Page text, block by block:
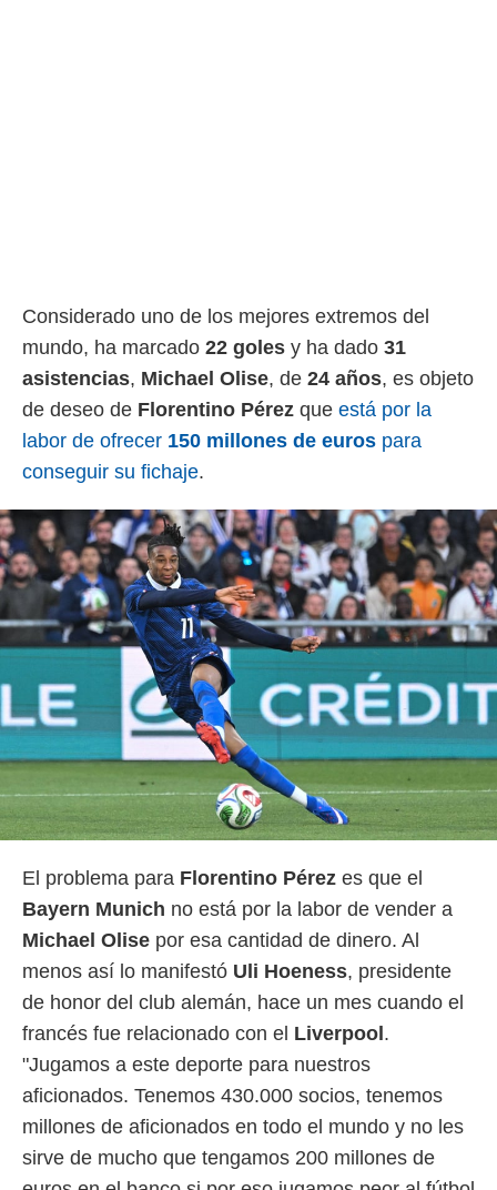
crear un
uso de
medir el
de la
del
de
a través
de
de
de
uso de
e
publicidad
publicidad
de
1199
Considerado uno de los mejores extremos del
mundo, ha marcado 22 goles y ha dado 31
asistencias, Michael Olise, de 24 años, es objeto
de deseo de Florentino Pérez que está por la
labor de ofrecer 150 millones de euros para
conseguir su fichaje.
El problema para Florentino Pérez es que el
Bayern Munich no está por la labor de vender a
Michael Olise por esa cantidad de dinero. Al
menos así lo manifestó Uli Hoeness, presidente
de honor del club alemán, hace un mes cuando el
francés fue relacionado con el Liverpool .
"Jugamos a este deporte para nuestros
aficionados. Tenemos 430.000 socios, tenemos
millones de aficionados en todo el mundo y no les
sirve de mucho que tengamos 200 millones de